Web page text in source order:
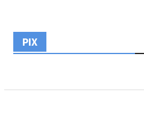
PIX